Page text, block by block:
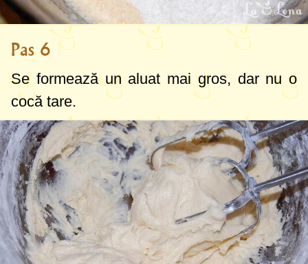
Pas 6
Se formează un aluat mai gros, dar nu o
cocă tare.